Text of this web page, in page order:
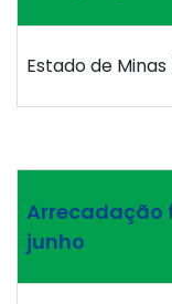
Estado de
Arrecadação
junho